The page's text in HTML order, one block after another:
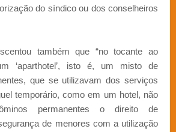
do síndico ou dos conselheiros
também que “no tocante ao
‘aparthotel’, isto é, um misto de
que se utilizavam dos serviços
temporário, como em um hotel, não
permanentes o direito de
de menores com a utilização